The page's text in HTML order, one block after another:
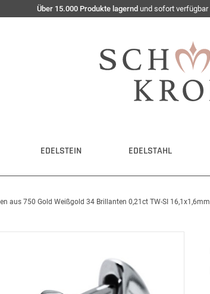
Über 15.000 Produkte lagernd und sofort verfügbar
EDELSTEIN EDELSTAHL
aus 750 Gold Weißgold 34 Brillanten 0,21ct TW-SI 16,1x1,6mm